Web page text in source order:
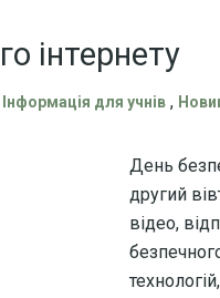
інтернету
Інформація для учнів ,
День
другий
відео,